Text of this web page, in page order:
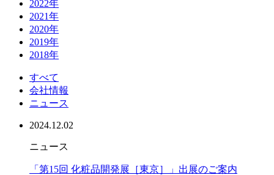
2022年
2021年
2020年
2019年
2018年
すべて
会社情報
ニュース
2024.12.02
ニュース
「第15回 化粧品開発展［東京］」出展のご案内